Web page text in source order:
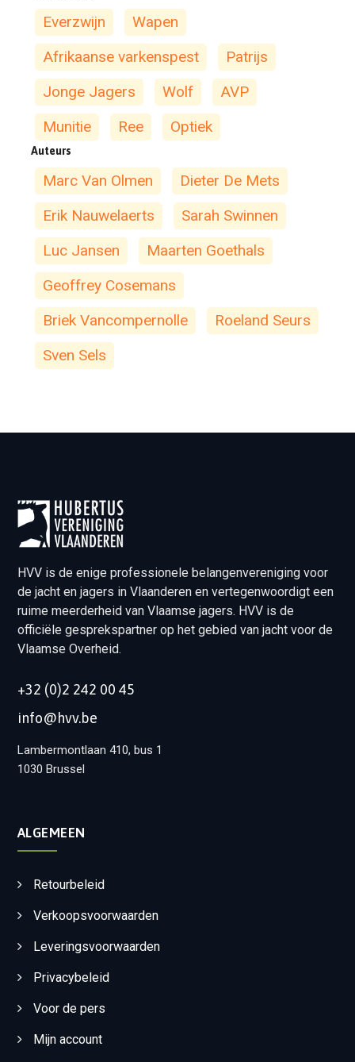
Everzwijn
Wapen
Afrikaanse varkenspest
Patrijs
Jonge Jagers
Wolf
AVP
Munitie
Ree Optiek
Auteurs
Marc Van Olmen
Dieter De Mets
Erik Nauwelaerts
Sarah Swinnen
Luc Jansen
Maarten Goethals
Geoffrey Cosemans
Briek Vancompernolle
Roeland Seurs
Sven Sels
HVV is de enige professionele belangenvereniging voor
de jacht en jagers in Vlaanderen en vertegenwoordigt een
ruime meerderheid van Vlaamse jagers. HVV is de
officiële gesprekspartner op het gebied van jacht voor de
Vlaamse Overheid.
+32 (0)2 242 00 45
info@hvv.be
Lambermontlaan 410, bus 1
1030 Brussel
ALGEMEEN
Retourbeleid
Verkoopsvoorwaarden
Leveringsvoorwaarden
Privacybeleid
Voor de pers
Mijn account